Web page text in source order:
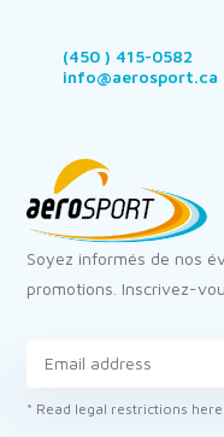
(450 ) 415-0582
info@aerosport.ca
Soyez informés de nos
promotions. Inscrivez-
* Read legal restrictions here